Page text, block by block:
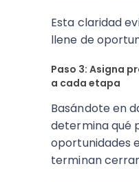
Esta claridad
llene de
Paso 3: Asigna
a cada etapa
Basándote en
determina qué
oportunidades
terminan